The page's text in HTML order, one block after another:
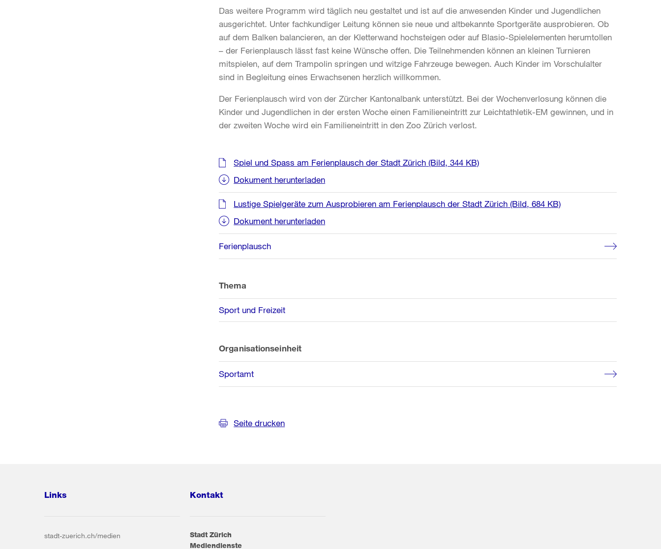
Das weitere Programm wird täglich neu gestaltet und ist auf die anwesenden Kinder und Jugendlichen
ausgerichtet. Unter fachkundiger Leitung können sie neue und altbekannte Sportgeräte ausprobieren. Ob
auf dem Balken balancieren, an der Kletterwand hochsteigen oder auf Blasio-Spielelementen herumtollen
– der Ferienplausch lässt fast keine Wünsche offen. Die Teilnehmenden können an kleinen Turnieren
mitspielen, auf dem Trampolin springen und witzige Fahrzeuge bewegen. Auch Kinder im Vorschulalter
sind in Begleitung eines Erwachsenen herzlich willkommen.
Der Ferienplausch wird von der Zürcher Kantonalbank unterstützt. Bei der Wochenverlosung können die
Kinder und Jugendlichen in der ersten Woche einen Familieneintritt zur Leichtathletik-EM gewinnen, und in
der zweiten Woche wird ein Familieneintritt in den Zoo Zürich verlost.
Weitere
Informationen
Spiel und Spass am Ferienplausch der Stadt Zürich (Bild, 344 KB)
Dokument herunterladen
Lustige Spielgeräte zum Ausprobieren am Ferienplausch der Stadt Zürich (Bild, 684 KB)
Dokument herunterladen
Ferienplausch
Thema
Sport und Freizeit
Organisationseinheit
Sportamt
Seite drucken
Links
stadt-zuerich.ch/medien
Kontakt
Stadt Zürich
Mediendienste